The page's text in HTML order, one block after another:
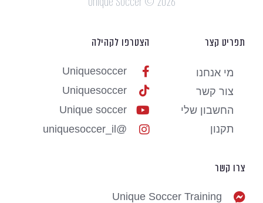
תפריט קצר
מי אנחנו
צור קשר
החשבון שלי
תקנון
הצטרפו לקהילה
Uniquesoccer
Uniquesoccer
Unique soccer
@uniquesoccer_il
צרו קשר
Unique Soccer Training